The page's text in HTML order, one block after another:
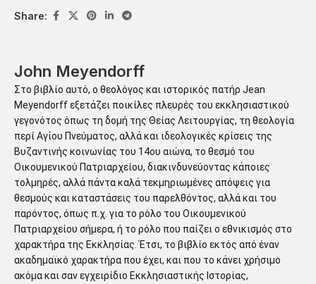
Share:
John Meyendorff
Στο βιβλίο αυτό, ο θεολόγος και ιστορικός πατήρ Jean
Meyendorff εξετάζει ποικίλες πλευρές του εκκλησιαστικού
γεγονότος όπως τη δομή της Θείας Λειτουργίας, τη θεολογία
περί Αγίου Πνεύματος, αλλά και ιδεολογικές κρίσεις της
Βυζαντινής κοινωνίας του 14ου αιώνα, το θεσμό του
Οικουμενικού Πατριαρχείου, διακινδυνεύοντας κάποιες
τολμηρές, αλλά πάντα καλά τεκμηριωμένες απόψεις για
θεσμούς και καταστάσεις του παρελθόντος, αλλά και του
παρόντος, όπως π.χ. για το ρόλο του Οικουμενικού
Πατριαρχείου σήμερα, ή το ρόλο που παίζει ο εθνικισμός στο
χαρακτήρα της Εκκλησίας. Έτσι, το βιβλίο εκτός από έναν
ακαδημαϊκό χαρακτήρα που έχει, και που το κάνει χρήσιμο
ακόμα και σαν εγχειρίδιο Εκκλησιαστικής Ιστορίας,